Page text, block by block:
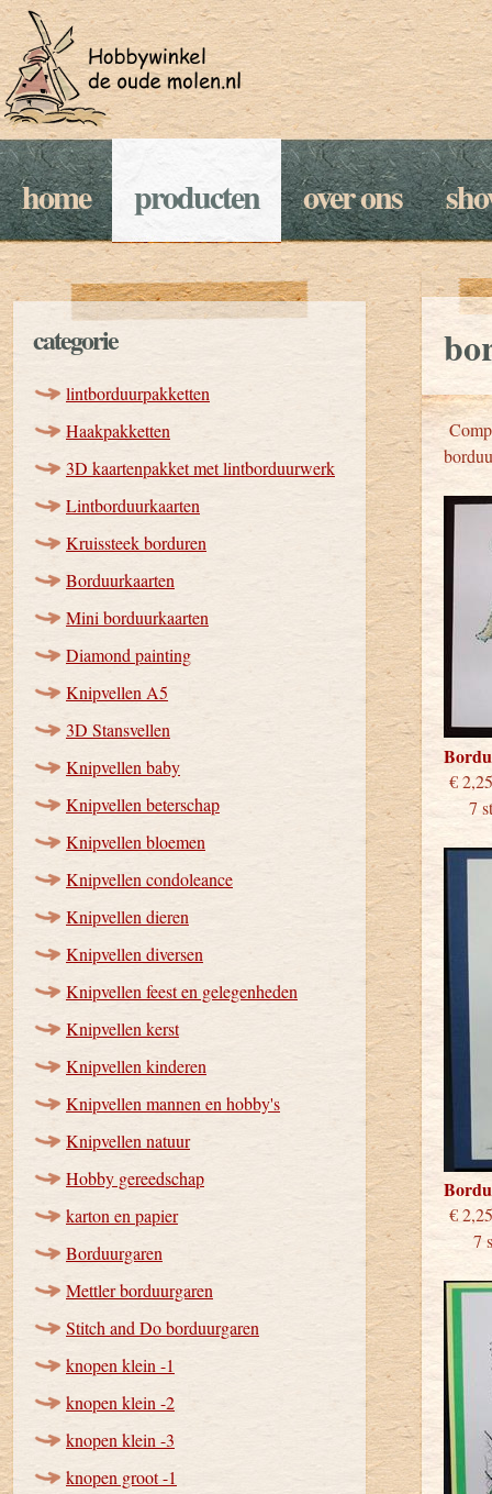
home producten over ons
categorie
lintborduurpakketten
Haakpakketten
3D kaartenpakket met lintborduurwerk
Lintborduurkaarten
Kruissteek borduren
Borduurkaarten
Mini borduurkaarten
Diamond painting
Knipvellen A5
3D Stansvellen
Knipvellen baby
Knipvellen beterschap
Knipvellen bloemen
Knipvellen condoleance
Knipvellen dieren
Knipvellen diversen
Knipvellen feest en gelegenheden
Knipvellen kerst
Knipvellen kinderen
Knipvellen mannen en hobby's
Knipvellen natuur
Hobby gereedschap
karton en papier
Borduurgaren
Mettler borduurgaren
Stitch and Do borduurgaren
knopen klein -1
knopen klein -2
knopen klein -3
knopen groot -1
7
7